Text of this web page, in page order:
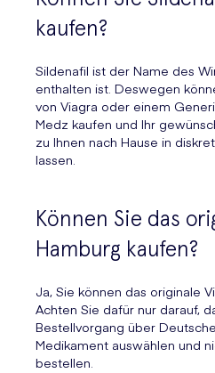
kaufen?
Sildenafil ist der Name des
enthalten ist. Deswegen
von Viagra oder einem
Medz kaufen und Ihr
zu Ihnen nach Hause in
lassen.
Können Sie das
Hamburg kaufen?
Ja, Sie können das originale
Achten Sie dafür nur darauf,
Bestellvorgang über
Medikament auswählen und
bestellen.